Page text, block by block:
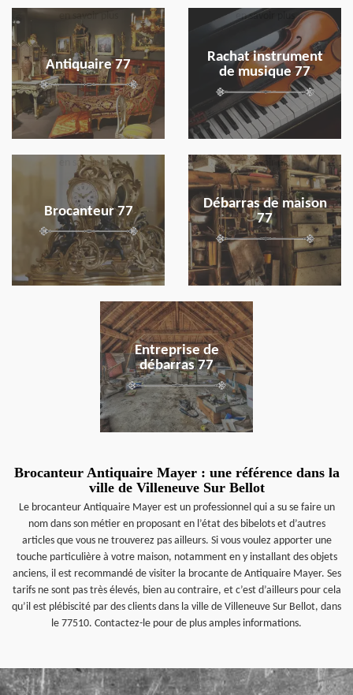
Antiquaire 77
en savoir plus
Rachat instrument
de musique 77
en savoir plus
Brocanteur 77
en savoir plus
Débarras de maison
77
en savoir plus
Entreprise de
débarras 77
en savoir plus
Brocanteur Antiquaire Mayer : une référence dans la
ville de Villeneuve Sur Bellot
Le brocanteur Antiquaire Mayer est un professionnel qui a su se faire un
nom dans son métier en proposant en l’état des bibelots et d’autres
articles que vous ne trouverez pas ailleurs. Si vous voulez apporter une
touche particulière à votre maison, notamment en y installant des objets
anciens, il est recommandé de visiter la brocante de Antiquaire Mayer. Ses
tarifs ne sont pas très élevés, bien au contraire, et c’est d’ailleurs pour cela
qu’il est plébiscité par des clients dans la ville de Villeneuve Sur Bellot, dans
le 77510. Contactez-le pour de plus amples informations.